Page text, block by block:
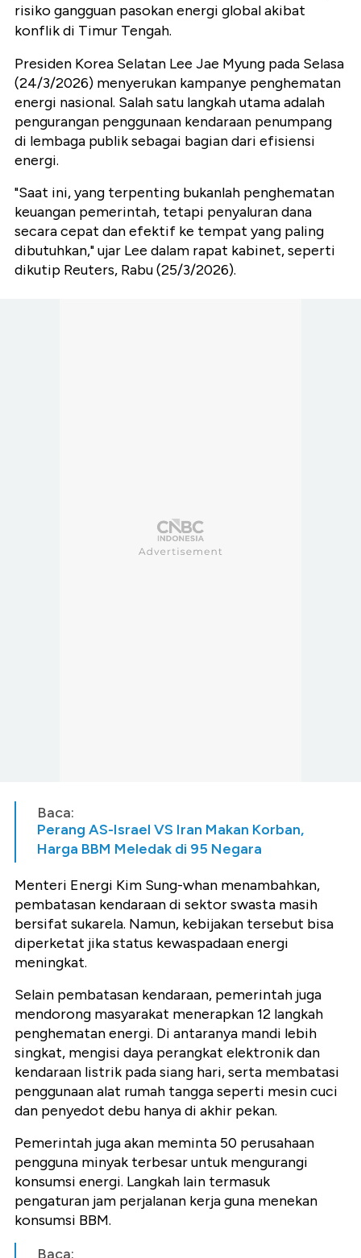
risiko gangguan pasokan energi global akibat
konflik di Timur Tengah.
Presiden Korea Selatan Lee Jae Myung pada Selasa
(24/3/2026) menyerukan kampanye penghematan
energi nasional. Salah satu langkah utama adalah
pengurangan penggunaan kendaraan penumpang
di lembaga publik sebagai bagian dari efisiensi
energi.
"Saat ini, yang terpenting bukanlah penghematan
keuangan pemerintah, tetapi penyaluran dana
secara cepat dan efektif ke tempat yang paling
dibutuhkan," ujar Lee dalam rapat kabinet, seperti
dikutip Reuters, Rabu (25/3/2026).
Baca:
Perang AS-Israel VS Iran Makan Korban,
Harga BBM Meledak di 95 Negara
Menteri Energi Kim Sung-whan menambahkan,
pembatasan kendaraan di sektor swasta masih
bersifat sukarela. Namun, kebijakan tersebut bisa
diperketat jika status kewaspadaan energi
meningkat.
Selain pembatasan kendaraan, pemerintah juga
mendorong masyarakat menerapkan 12 langkah
penghematan energi. Di antaranya mandi lebih
singkat, mengisi daya perangkat elektronik dan
kendaraan listrik pada siang hari, serta membatasi
penggunaan alat rumah tangga seperti mesin cuci
dan penyedot debu hanya di akhir pekan.
Pemerintah juga akan meminta 50 perusahaan
pengguna minyak terbesar untuk mengurangi
konsumsi energi. Langkah lain termasuk
pengaturan jam perjalanan kerja guna menekan
konsumsi BBM.
Baca: